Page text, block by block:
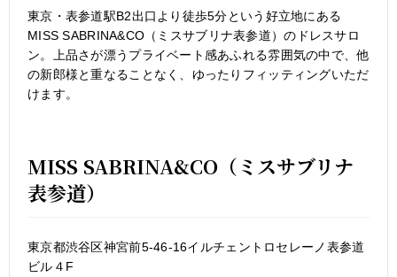
東京・表参道駅B2出口より徒歩5分という好立地にある
MISS SABRINA&CO（ミスサブリナ表参道）のドレスサロ
ン。上品さが漂うプライベート感あふれる雰囲気の中で、他
の新郎様と重なることなく、ゆったりフィッティングいただ
けます。
MISS SABRINA&CO（ミスサブリナ
表参道）
東京都渋谷区神宮前5-46-16イルチェントロセレーノ表参道
ビル４F